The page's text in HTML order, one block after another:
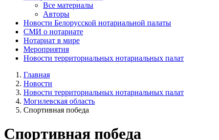
Все материалы
Авторы
Новости Белорусской нотариальной палаты
СМИ о нотариате
Нотариат в мире
Мероприятия
Новости территориальных нотариальных палат
Главная
Новости
Новости территориальных нотариальных палат
Могилевская область
Спортивная победа
Спортивная победа